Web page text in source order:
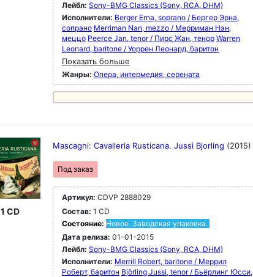
Лейбл: Sony-BMG Classics (Sony, RCA, DHM)
Исполнители: Berger Erna, soprano / Бергер Эрна,
сопрано Merriman Nan, mezzo / Мерриман Нэн,
меццо Peerce Jan, tenor / Пирс Жан, тенор Warren
Leonard, baritone / Уоррен Леонард, баритон
Показать больше
Жанры: Опера, интермедия, серената
1 CD
Mascagni: Cavalleria Rusticana. Jussi Bjorling (2015)
Под заказ
Артикул: CDVP 2888029
Состав: 1 CD
Состояние: Новое. Заводская упаковка.
Дата релиза: 01-01-2015
Лейбл: Sony-BMG Classics (Sony, RCA, DHM)
Исполнители: Merrill Robert, baritone / Меррил
Роберт, баритон Björling Jussi, tenor / Бьёрлинг Юсси,